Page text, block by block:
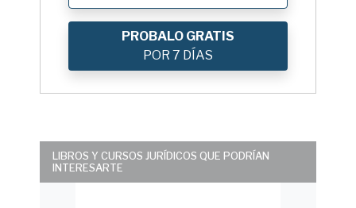
PROBALO GRATIS
POR 7 DÍAS
LIBROS Y CURSOS JURÍDICOS QUE PODRÍAN
INTERESARTE